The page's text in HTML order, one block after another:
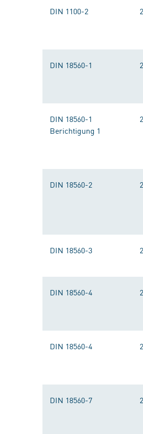
DIN 1100-2
DIN 18560-1
DIN 18560-1
Berichtigung 1
DIN 18560-2
DIN 18560-3
DIN 18560-4
DIN 18560-4
DIN 18560-7